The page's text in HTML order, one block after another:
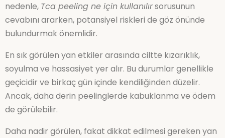
nedenle, Tca peeling ne için kullanılırsorusunun
cevabını ararken, potansiyel riskleri de göz önünde
bulundurmak önemlidir.
En sık görülen yan etkiler arasında ciltte kızarıklık,
soyulma ve hassasiyet yer alır. Bu durumlar genellikle
geçicidir ve birkaç gün içinde kendiliğinden düzelir.
Ancak, daha derin peelinglerde kabuklanma ve ödem
de görülebilir.
Daha nadir görülen, fakat dikkat edilmesi gereken yan